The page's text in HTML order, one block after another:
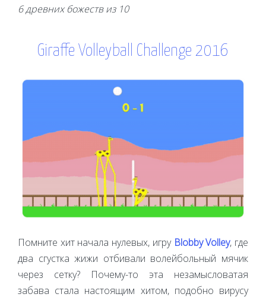
6 древних божеств из 10
Giraffe Volleyball Challenge 2016
Помните хит начала нулевых, игру Blobby Volley, где
два сгустка жижи отбивали волейбольный мячик
через сетку? Почему-то эта незамысловатая
забава стала настоящим хитом, подобно вирусу